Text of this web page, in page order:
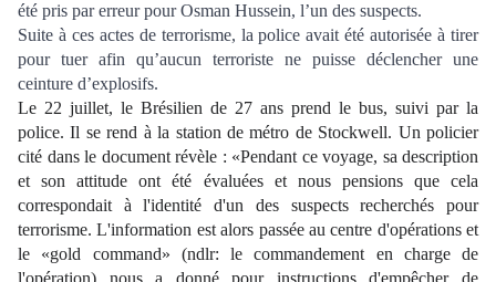
été pris par erreur pour Osman Hussein, l’un des suspects.
Suite à ces actes de terrorisme, la police avait été autorisée à tirer
pour tuer afin qu’aucun terroriste ne puisse déclencher une
ceinture d’explosifs.
Le 22 juillet, le Brésilien de 27 ans prend le bus, suivi par la
police. Il se rend à la station de métro de Stockwell. Un policier
cité dans le document révèle : «Pendant ce voyage, sa description
et son attitude ont été évaluées et nous pensions que cela
correspondait à l'identité d'un des suspects recherchés pour
terrorisme. L'information est alors passée au centre d'opérations et
le «gold command» (ndlr: le commandement en charge de
l'opération) nous a donné pour instructions d'empêcher de